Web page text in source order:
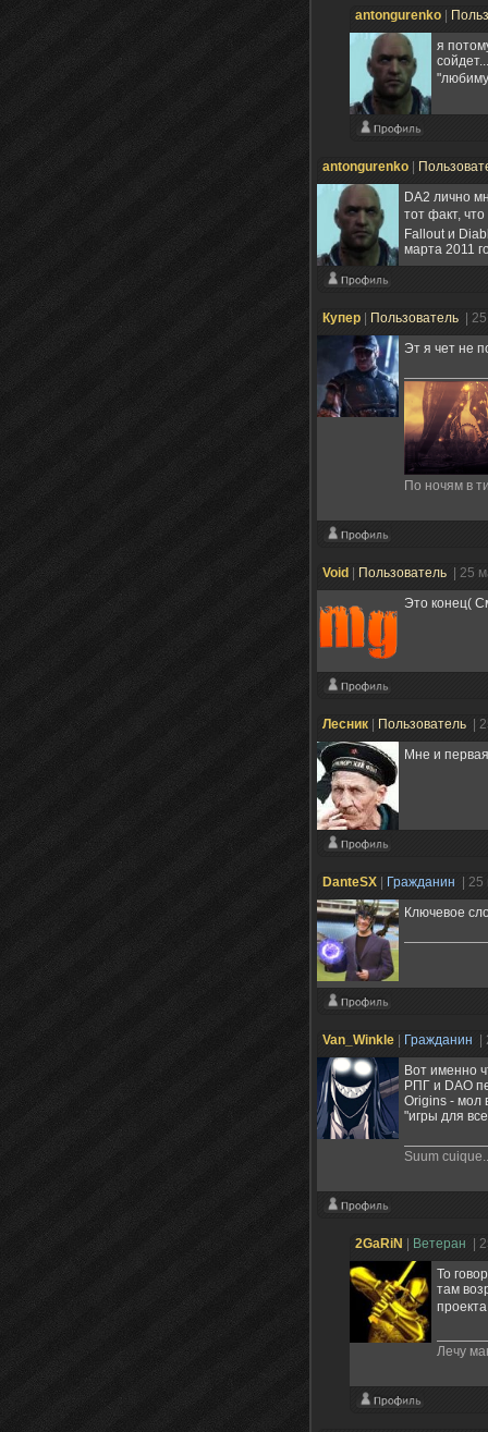
antongurenko
я
antongurenko
DA2 лично
тот факт,
Fallout и
марта 2011
Купер Пользователь
|
Эт я чет не
По ночям в
Void Пользователь
| 25
Это конец(
Лесник Пользователь
|
Мне и
DanteSX Гражданин
|
Ключевое
Van_Winkle Гражданин
Вот именно
РПГ и DAO
Origins - мол
"игры для
Suum
2GaRiN Ветеран
|
То
там
Лечу